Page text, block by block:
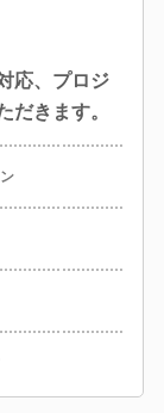
応、プロジ
だきます。